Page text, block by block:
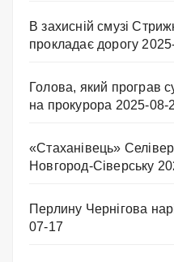
В захисній смузі
прокладає дорогу
Голова, який програв
на прокурора 2025-08-
«Стаханівець»
Новгород-Сіверську
Перлину Чернігова
07-17